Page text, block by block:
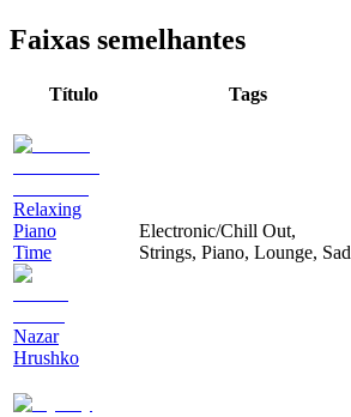
Faixas semelhantes
Título Tags
Relaxing
Piano
Time
Nazar
Hrushko
Electronic/Chill Out,
Strings, Piano, Lounge, Sad